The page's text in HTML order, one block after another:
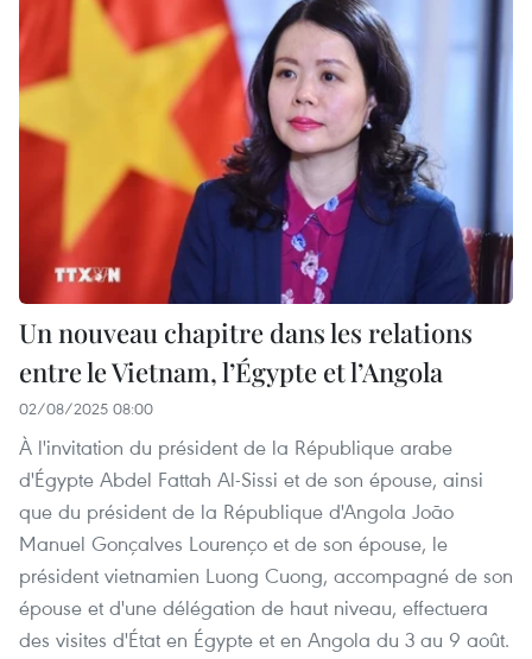
Un nouveau chapitre dans les relations
entre le Vietnam, l’Égypte et l’Angola
02/08/2025 08:00
À l'invitation du président de la République arabe
d'Égypte Abdel Fattah Al-Sissi et de son épouse, ainsi
que du président de la République d'Angola João
Manuel Gonçalves Lourenço et de son épouse, le
président vietnamien Luong Cuong, accompagné de son
épouse et d'une délégation de haut niveau, effectuera
des visites d'État en Égypte et en Angola du 3 au 9 août.